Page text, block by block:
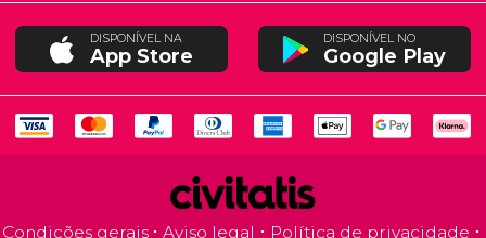
DISPONÍVEL NA
App Store
DISPONÍVEL NO
Google Play
Condições gerais Aviso legal Política de privacidade